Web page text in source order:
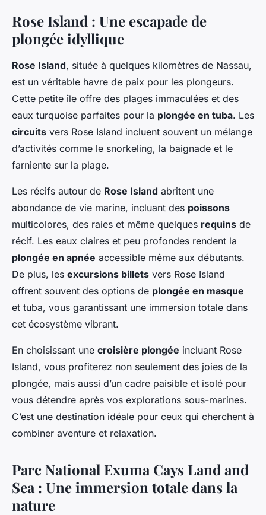
Rose Island : Une escapade de
plongée idyllique
Rose Island, située à quelques kilomètres de Nassau,
est un véritable havre de paix pour les plongeurs.
Cette petite île offre des plages immaculées et des
eaux turquoise parfaites pour la plongée en tuba. Les
circuits vers Rose Island incluent souvent un mélange
d’activités comme le snorkeling, la baignade et le
farniente sur la plage.
Les récifs autour de Rose Island abritent une
abondance de vie marine, incluant des poissons
multicolores, des raies et même quelques requins de
récif. Les eaux claires et peu profondes rendent la
plongée en apnée accessible même aux débutants.
De plus, les excursions billets vers Rose Island
offrent souvent des options de plongée en masque
et tuba, vous garantissant une immersion totale dans
cet écosystème vibrant.
En choisissant une croisière plongée incluant Rose
Island, vous profiterez non seulement des joies de la
plongée, mais aussi d’un cadre paisible et isolé pour
vous détendre après vos explorations sous-marines.
C’est une destination idéale pour ceux qui cherchent à
combiner aventure et relaxation.
Parc National Exuma Cays Land and
Sea : Une immersion totale dans la
nature